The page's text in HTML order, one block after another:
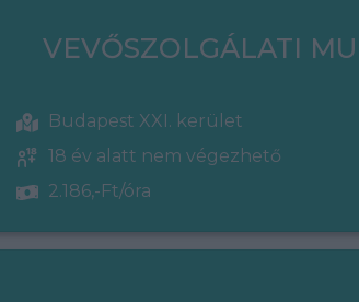
VEVŐSZOLGÁLATI
Budapest XXI. kerület
18 év alatt nem végezhető
2.186,-Ft/óra